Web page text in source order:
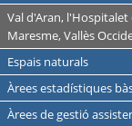
Val d'Aran,
Maresme, Vallès
Espais naturals
Àrees estadístiques
Àrees de gestió